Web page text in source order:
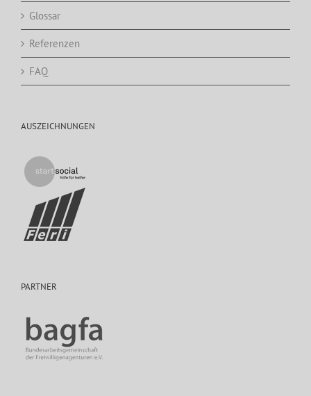
Glossar
Referenzen
FAQ
AUSZEICHNUNGEN
PARTNER